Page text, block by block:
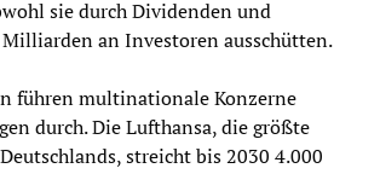
sie durch Dividenden und
an Investoren ausschütten.
führen multinationale Konzerne
durch. Die Lufthansa, die größte
streicht bis 2030 4.000